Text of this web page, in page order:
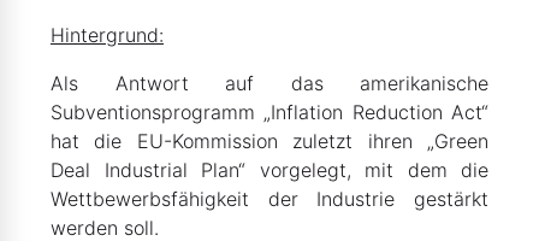
Hintergrund:
Als Antwort auf das amerikanische
Subventionsprogramm „Inflation Reduction Act“
hat die EU-Kommission zuletzt ihren „Green
Deal Industrial Plan“ vorgelegt, mit dem die
Wettbewerbsfähigkeit der Industrie gestärkt
werden soll.